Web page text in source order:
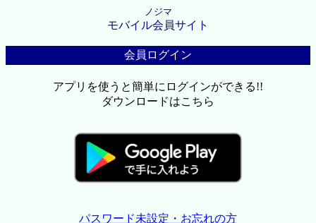
ノジマ
モバイル会員サイト
会員ログイン
アプリを使うと簡単にログインができる!!
ダウンロードはこちら
パスワード未設定・お忘れの方